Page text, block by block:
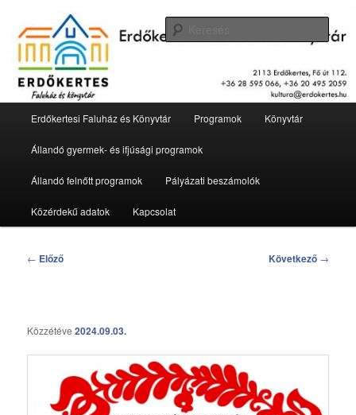
elsődleges
tartalomraErdőkertesi Faluház és Könyvtár
Erdőkertesi Faluház és Könyvtár Programok Könyvtár
Állandó gyermek- és ifjúsági programok
Állandó felnőtt programok Pályázati beszámolók
Közérdekű adatok Kapcsolat
Bejegyzés
← Előző Következő →
Közzétéve2024.09.03.